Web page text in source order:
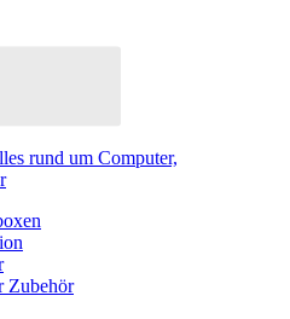
rund um Computer,
Zubehör